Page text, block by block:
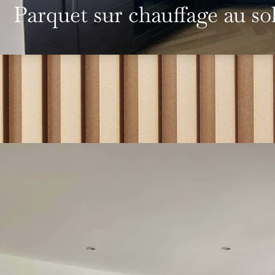
Parquet sur chauffage au